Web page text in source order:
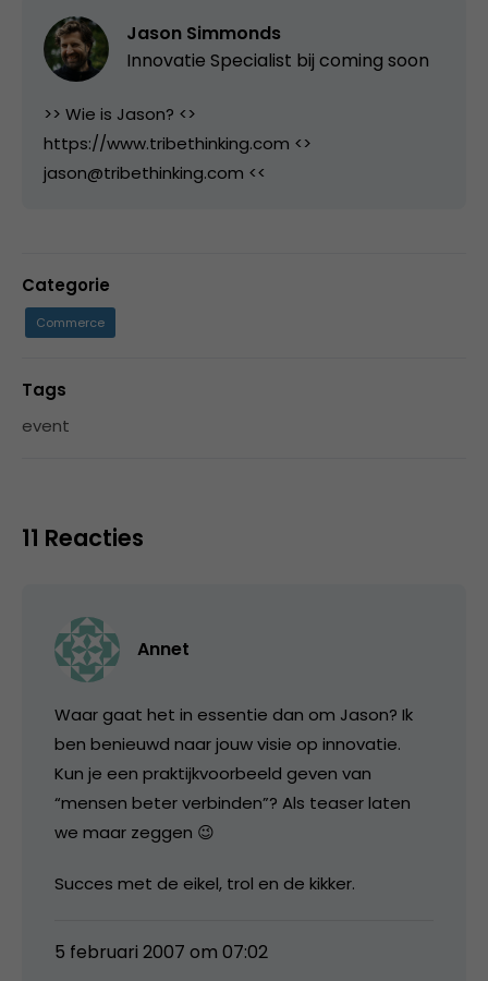
Jason Simmonds
Innovatie Specialist bij coming soon
>> Wie is Jason? <>
https://www.tribethinking.com <>
jason@tribethinking.com <<
Categorie
Commerce
Tags
event
11 Reacties
Annet
Waar gaat het in essentie dan om Jason? Ik
ben benieuwd naar jouw visie op innovatie.
Kun je een praktijkvoorbeeld geven van
“mensen beter verbinden”? Als teaser laten
we maar zeggen 😉
Succes met de eikel, trol en de kikker.
5 februari 2007 om 07:02